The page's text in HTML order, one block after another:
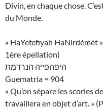
Divin, en chaque chose.
du Monde.
« HaYefefiyah HaNirdémèt
1ère épellation)
היפהפייה הנרדמת
Guematria = 904
« Qu’on sépare les scories
travaillera en objet d’art. »